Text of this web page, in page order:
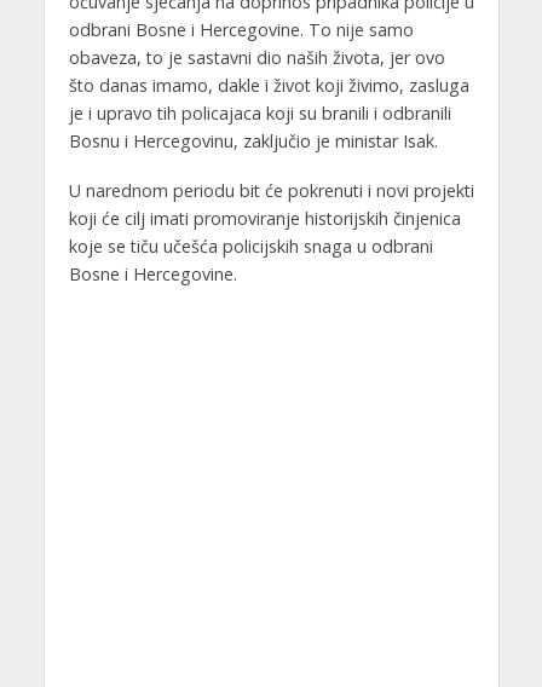
odbrani Bosne i Hercegovine. To nije samo
obaveza, to je sastavni dio naših života, jer ovo
što danas imamo, dakle i život koji živimo, zasluga
je i upravo tih policajaca koji su branili i odbranili
Bosnu i Hercegovinu, zaključio je ministar Isak.
U narednom periodu bit će pokrenuti i novi projekti
koji će cilj imati promoviranje historijskih činjenica
koje se tiču učešća policijskih snaga u odbrani
Bosne i Hercegovine.